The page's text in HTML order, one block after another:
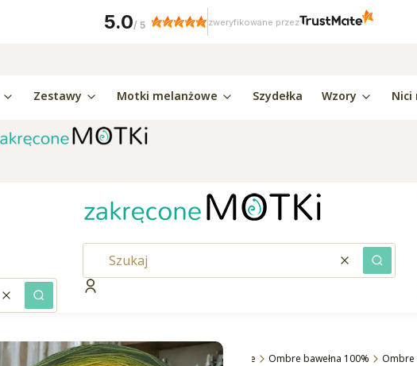
Zestawy Motki melanżowe Szydełka Wzory Nici
WyczyśćSzukaj
WyczyśćSzukaj
Zaloguj się
Zakręcone Motki Motki Ombre Ombre bawełna 100%
Ombre
5.0/ 5 zweryfikowane przez